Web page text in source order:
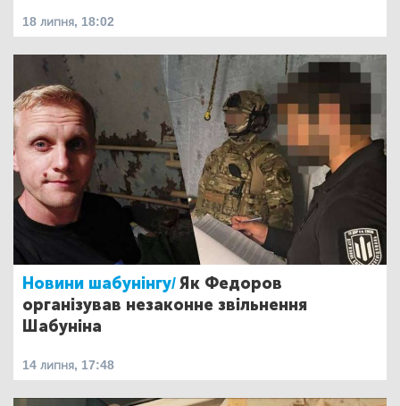
18 липня, 18:02
Новини шабунінгу/Як Федоров
організував незаконне звільнення
Шабуніна
14 липня, 17:48